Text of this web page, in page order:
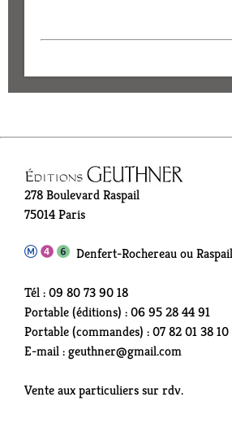
278 Boulevard Raspail
75014 Paris
Denfert-Rochereau ou Raspail
Tél : 09 80 73 90 18
Portable (éditions) : 06 95 28 44 91
Portable (commandes) : 07 82 01 38 10
E-mail : geuthner@gmail.com
Vente aux particuliers sur rdv.